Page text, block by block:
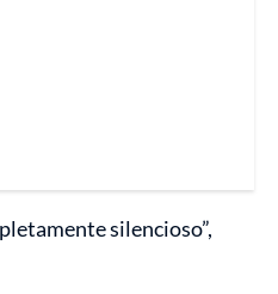
silencioso”,